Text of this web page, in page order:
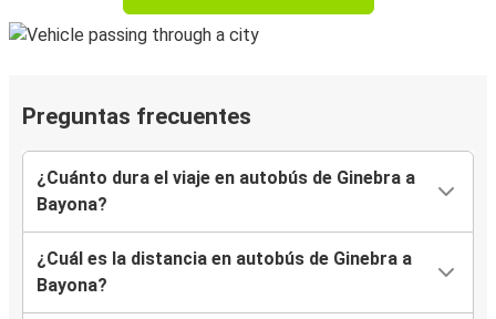
Preguntas frecuentes
¿Cuánto dura el viaje en autobús de Ginebra a
Bayona?
¿Cuál es la distancia en autobús de Ginebra a
Bayona?